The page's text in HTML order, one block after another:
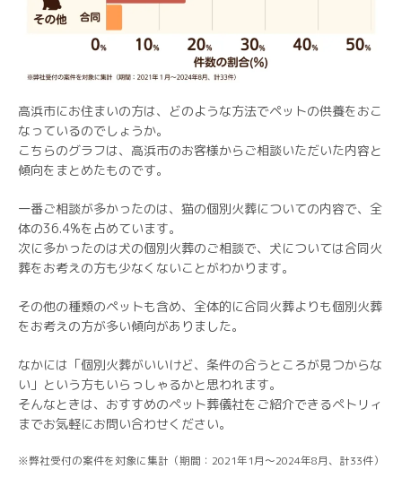
高浜市にお住まいの方は、どのような方法でペットの供養をおこ
なっているのでしょうか。
こちらのグラフは、高浜市のお客様からご相談いただいた内容と
傾向をまとめたものです。
一番ご相談が多かったのは、猫の個別火葬についての内容で、全
体の36.4%を占めています。
次に多かったのは犬の個別火葬のご相談で、犬については合同火
葬をお考えの方も少なくないことがわかります。
その他の種類のペットも含め、全体的に合同火葬よりも個別火葬
をお考えの方が多い傾向がありました。
なかには「個別火葬がいいけど、条件の合うところが見つからな
い」という方もいらっしゃるかと思われます。
そんなときは、おすすめのペット葬儀社をご紹介できるペトリィ
までお気軽にお問い合わせください。
※弊社受付の案件を対象に集計（期間：2021年1月～2024年8月、計33件）